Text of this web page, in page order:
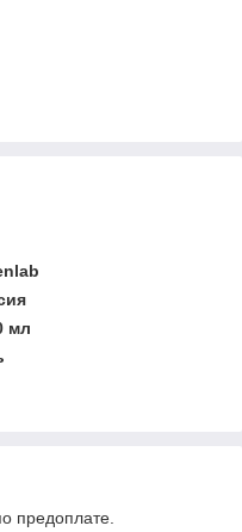
мл
предоплате.